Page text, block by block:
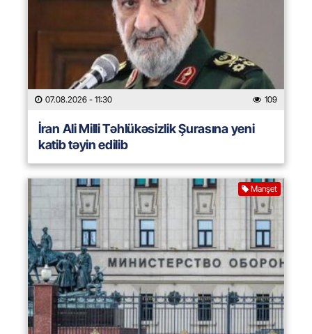
07.08.2026 - 11:30 109
İran Ali Milli Təhlükəsizlik Şurasına yeni
katib təyin edilib
Manşet